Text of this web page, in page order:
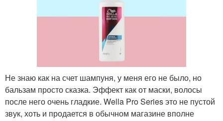
Не знаю как на счет шампуня, у меня его не было, но
бальзам просто сказка. Эффект как от маски, волосы
после него очень гладкие. Wella Pro Series это не пустой
звук, хоть и продается в обычном магазине вполне